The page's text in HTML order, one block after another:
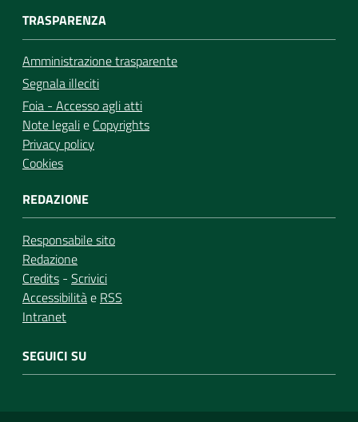
TRASPARENZA
Amministrazione trasparente
Segnala illeciti
Foia - Accesso agli atti
Note legalie Copyrights
Privacy policy
Cookies
REDAZIONE
Responsabile sito
Redazione
Credits - Scrivici
Accessibilitàe RSS
Intranet
SEGUICI SU